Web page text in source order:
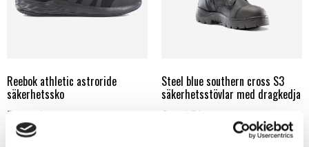
Reebok athletic astroride
säkerhetssko
Reebok
SEK 2.586,25
Steel blue southern cross S3
säkerhetsstövlar med dragkedja
Steel Blue
m. moms